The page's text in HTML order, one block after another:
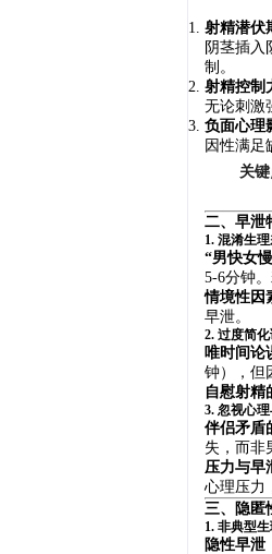
射精潜伏
阴茎插入
制。
射精控制
无论刺激
负面心理
因性满足
关
二、早泄
1. 混淆生
“男快女
5-6分钟
情境性因
早泄。
2. 过度简
唯时间论
钟），但
自慰射精
3. 忽视心
伴侣矛盾
失，而非
压力与早
心理压力
三、隐匿
1. 非典型
隐性早泄